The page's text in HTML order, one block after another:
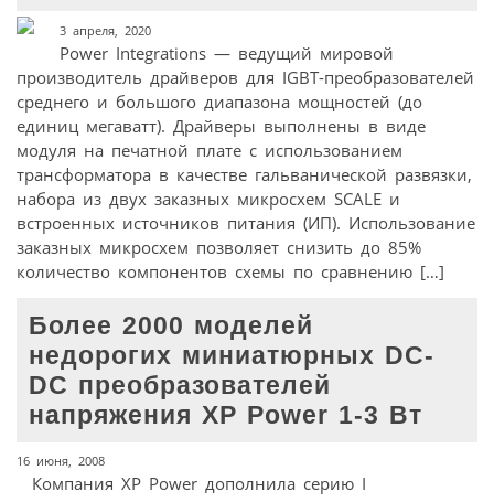
3 апреля, 2020
Power Integrations — ведущий мировой
производитель драйверов для IGBT-преобразователей
среднего и большого диапазона мощностей (до
единиц мегаватт). Драйверы выполнены в виде
модуля на печатной плате с использованием
трансформатора в качестве гальванической развязки,
набора из двух заказных микросхем SCALE и
встроенных источников питания (ИП). Использование
заказных микросхем позволяет снизить до 85%
количество компонентов схемы по сравнению […]
Более 2000 моделей
недорогих миниатюрных DC-
DC преобразователей
напряжения XP Power 1-3 Вт
16 июня, 2008
Компания XP Power дополнила серию I